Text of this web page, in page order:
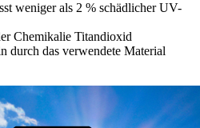
weniger als 2 % schädlicher UV-
Chemikalie Titandioxid
durch das verwendete Material